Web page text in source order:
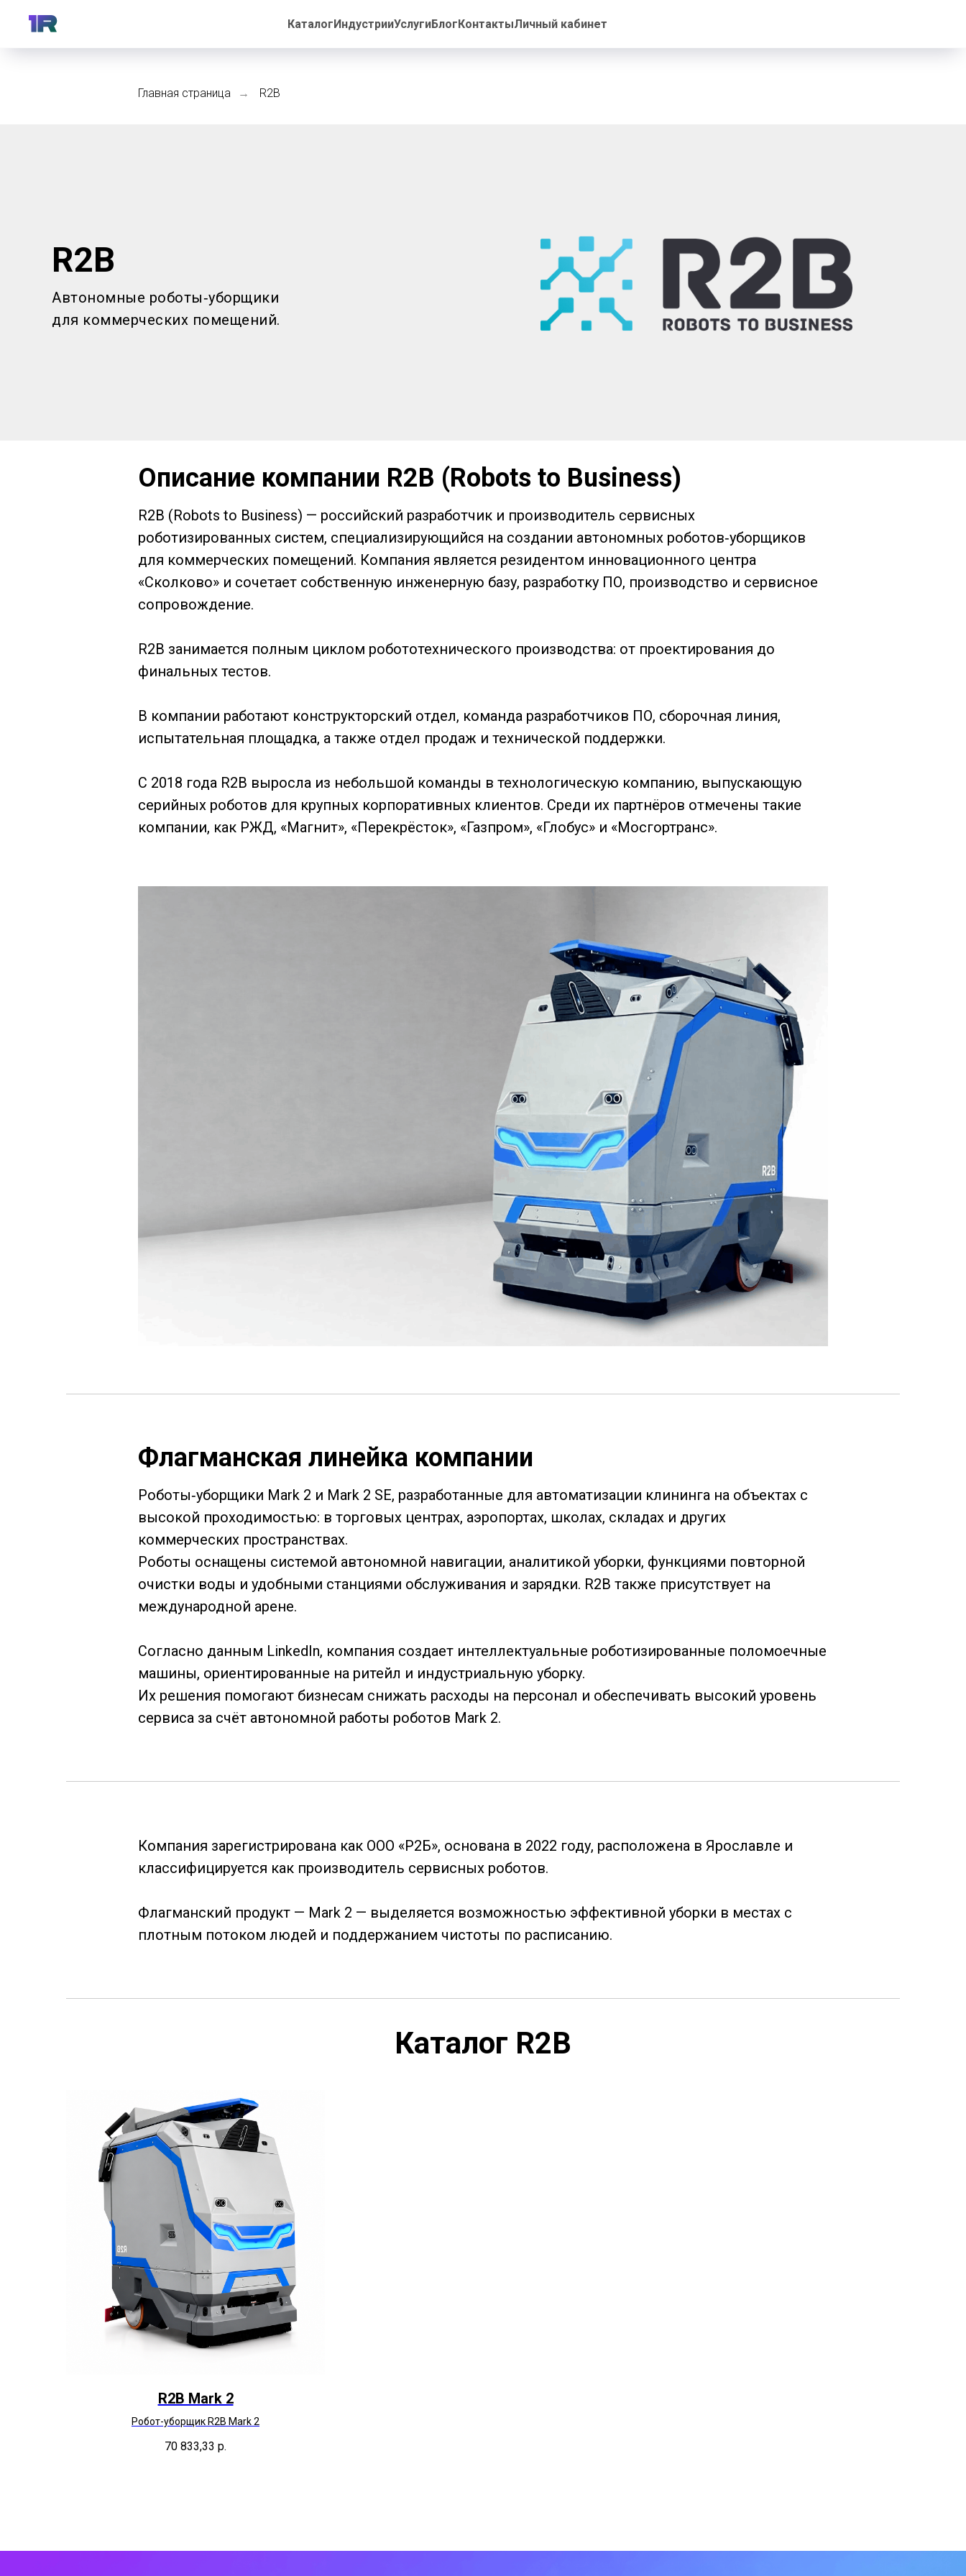
КаталогИндустрииУслугиБлогКонтактыЛичный кабинет
Главная страница → R2B
R2B
Автономные роботы‑уборщики
для коммерческих помещений.
Описание компании R2B (Robots to Business)
R2B (Robots to Business) — российский разработчик и производитель сервисных
роботизированных систем, специализирующийся на создании автономных роботов‑уборщиков
для коммерческих помещений. Компания является резидентом инновационного центра
«Сколково» и сочетает собственную инженерную базу, разработку ПО, производство и сервисное
сопровождение.
R2B занимается полным циклом робототехнического производства: от проектирования до
финальных тестов.
В компании работают конструкторский отдел, команда разработчиков ПО, сборочная линия,
испытательная площадка, а также отдел продаж и технической поддержки.
С 2018 года R2B выросла из небольшой команды в технологическую компанию, выпускающую
серийных роботов для крупных корпоративных клиентов. Среди их партнёров отмечены такие
компании, как РЖД, «Магнит», «Перекрёсток», «Газпром», «Глобус» и «Мосгортранс».
Флагманская линейка компании
Роботы‑уборщики Mark 2 и Mark 2 SE, разработанные для автоматизации клининга на объектах с
высокой проходимостью: в торговых центрах, аэропортах, школах, складах и других
коммерческих пространствах.
Роботы оснащены системой автономной навигации, аналитикой уборки, функциями повторной
очистки воды и удобными станциями обслуживания и зарядки. R2B также присутствует на
международной арене.
Согласно данным LinkedIn, компания создает интеллектуальные роботизированные поломоечные
машины, ориентированные на ритейл и индустриальную уборку.
Их решения помогают бизнесам снижать расходы на персонал и обеспечивать высокий уровень
сервиса за счёт автономной работы роботов Mark 2.
Компания зарегистрирована как ООО «Р2Б», основана в 2022 году, расположена в Ярославле и
классифицируется как производитель сервисных роботов.
Флагманский продукт — Mark 2 — выделяется возможностью эффективной уборки в местах с
плотным потоком людей и поддержанием чистоты по расписанию.
Каталог R2B
R2B Mark 2
Робот-уборщик R2B Mark 2
70 833,33 р.